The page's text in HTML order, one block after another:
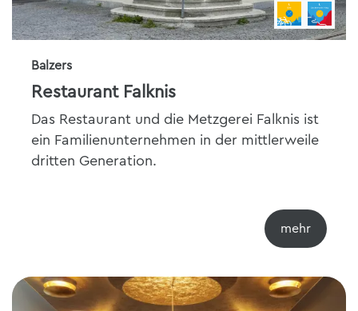
Balzers
Restaurant Falknis
Das Restaurant und die Metzgerei Falknis ist
ein Familienunternehmen in der mittlerweile
dritten Generation.